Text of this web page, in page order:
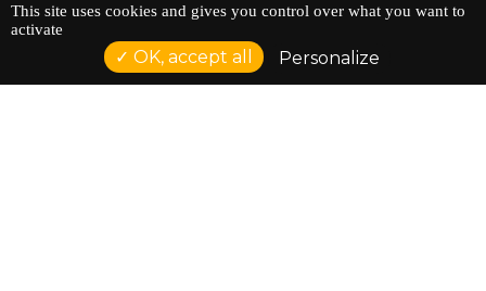
ADRESSE : 128 AVENUE DU SERGENT MAGINOT 35000
RENNES
TÉLÉPHONE : 02 23 42 44 37
This site uses cookies and gives you control over what you want to
activate
OK, accept all Personalize